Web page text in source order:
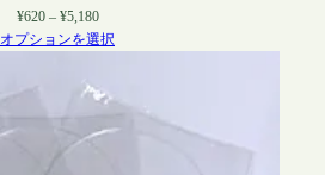
¥620 – ¥5,180価
格
–
¥5,180
オプションを選択